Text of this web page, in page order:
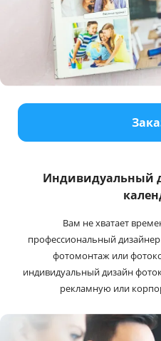
Багетная мастерская
Полиграфия
Магазин
Индивидуальный
Вам не хватает
профессиональный
фотомонтаж или
индивидуальный дизайн
рекламную или